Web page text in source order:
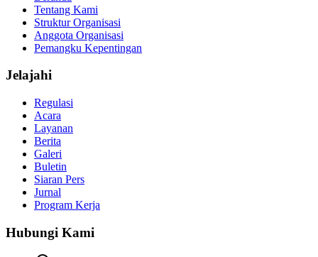
Tentang Kami
Struktur Organisasi
Anggota Organisasi
Pemangku Kepentingan
Jelajahi
Regulasi
Acara
Layanan
Berita
Galeri
Buletin
Siaran Pers
Jurnal
Program Kerja
Hubungi Kami